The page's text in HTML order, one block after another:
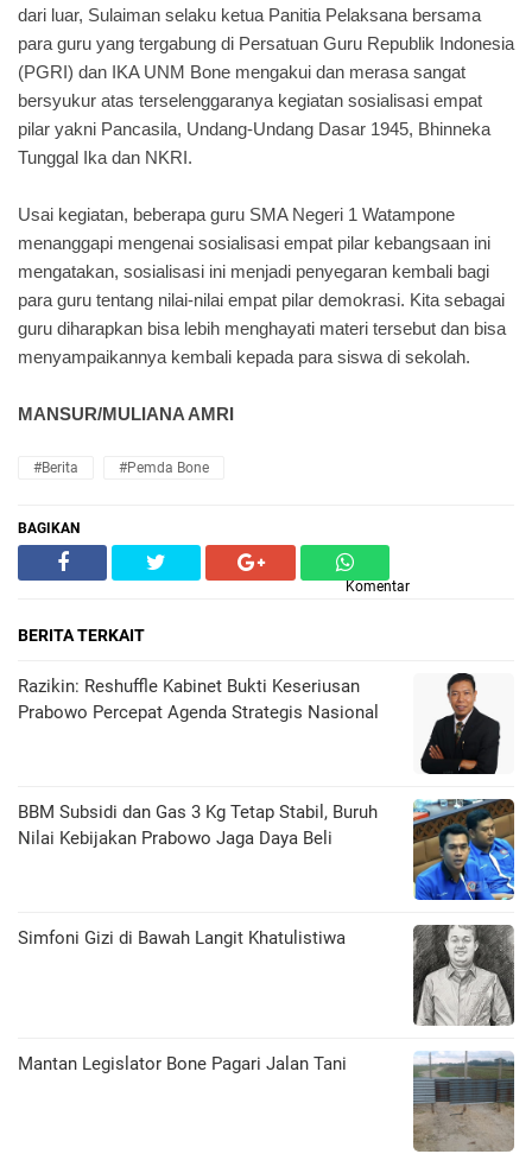
dari luar, Sulaiman selaku ketua Panitia Pelaksana bersama
para guru yang tergabung di Persatuan Guru Republik Indonesia
(PGRI) dan IKA UNM Bone mengakui dan merasa sangat
bersyukur atas terselenggaranya kegiatan sosialisasi empat
pilar yakni Pancasila, Undang-Undang Dasar 1945, Bhinneka
Tunggal Ika dan NKRI.
Usai kegiatan, beberapa guru SMA Negeri 1 Watampone
menanggapi mengenai sosialisasi empat pilar kebangsaan ini
mengatakan, sosialisasi ini menjadi penyegaran kembali bagi
para guru tentang nilai-nilai empat pilar demokrasi. Kita sebagai
guru diharapkan bisa lebih menghayati materi tersebut dan bisa
menyampaikannya kembali kepada para siswa di sekolah.
MANSUR/MULIANA AMRI
#Berita #Pemda Bone
BAGIKAN
Komentar
BERITA TERKAIT
Razikin: Reshuffle Kabinet Bukti Keseriusan
Prabowo Percepat Agenda Strategis Nasional
BBM Subsidi dan Gas 3 Kg Tetap Stabil, Buruh
Nilai Kebijakan Prabowo Jaga Daya Beli
​Simfoni Gizi di Bawah Langit Khatulistiwa
Mantan Legislator Bone Pagari Jalan Tani